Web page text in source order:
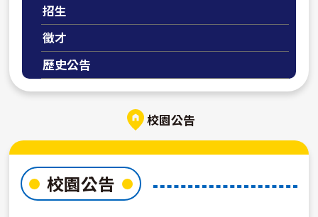
招生
徵才
歷史公告
校園公告
校園公告